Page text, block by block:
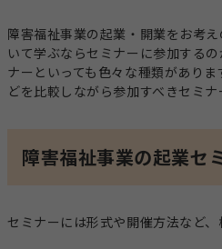
障害福祉事業の起業・開業をお考
いて学ぶならセミナーに参加する
ナーといっても色々な種類があり
どを比較しながら参加すべきセミナ
障害福祉事業の起業セ
セミナーには形式や開催方法など、